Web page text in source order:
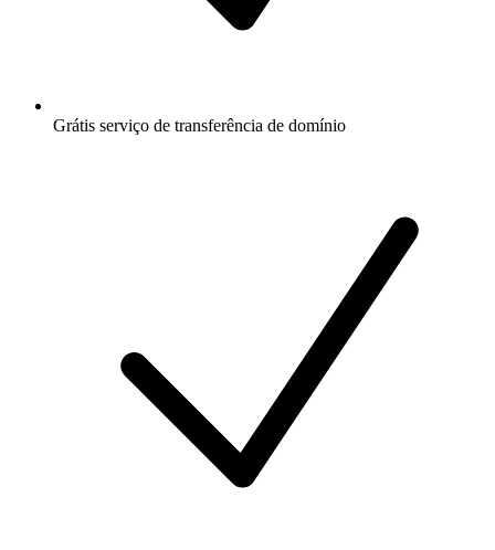
Grátis serviço de transferência de domínio